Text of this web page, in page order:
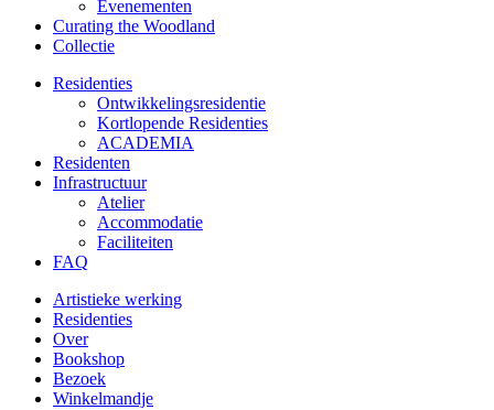
Evenementen
Curating the Woodland
Collectie
Residenties
Ontwikkelings­residentie
Kortlopende Residenties
ACADEMIA
Residenten
Infrastructuur
Atelier
Accommodatie
Faciliteiten
FAQ
Artistieke werking
Residenties
Over
Bookshop
Bezoek
Winkelmandje